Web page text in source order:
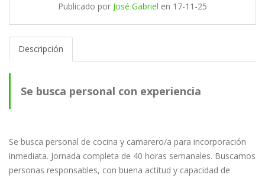
Publicado por José Gabriel en 17-11-25
Descripción
Se busca personal con experiencia
Se busca personal de cocina y camarero/a para incorporación
inmediata. Jornada completa de 40 horas semanales. Buscamos
personas responsables, con buena actitud y capacidad de